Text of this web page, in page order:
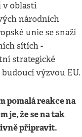
v oblasti
národních
unie se snaží
sítích -
strategické
výzvou EU.
pomalá reakce na
je, že se na tak
připravit.